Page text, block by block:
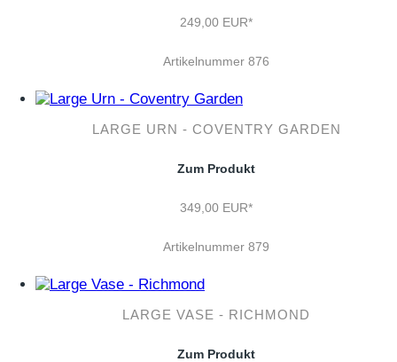
249,00 EUR*
Artikelnummer 876
LARGE URN - COVENTRY GARDEN
Zum Produkt
349,00 EUR*
Artikelnummer 879
LARGE VASE - RICHMOND
Zum Produkt